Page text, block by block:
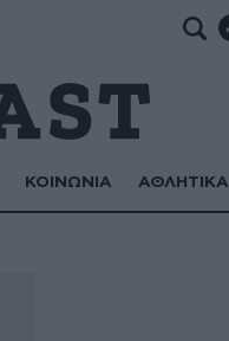
ΚΟΙΝΩΝΙΑ ΑΘΛΗΤΙΚΑ